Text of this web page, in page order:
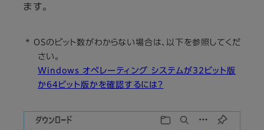
ます。
* OSのビット数がわからない場合は、以下を参照してくだ
さい。
Windows オペレーティング システムが32ビット版
か64ビット版かを確認するには？